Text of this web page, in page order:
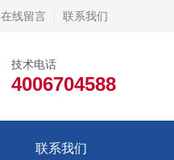
在线留言 联系我们
技术电话
4006704588
联系我们